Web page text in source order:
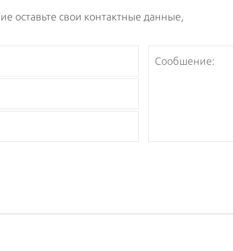
оставьте свои контактные данные,